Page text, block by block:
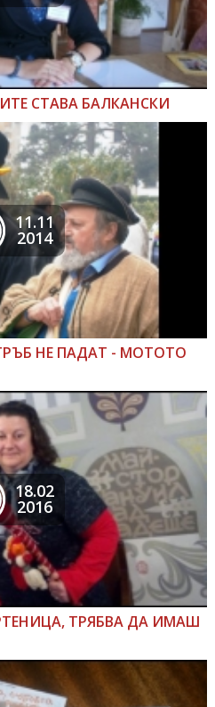
СТАВА БАЛКАНСКИ
11.11
2014
НЕ ПАДАТ - МОТОТО
18.02
2016
ТРЯБВА ДА ИМАШ